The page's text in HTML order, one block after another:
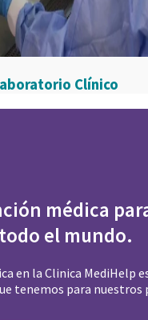
Clínico
médica
el mundo.
en la Clinica MediHelp
tenemos para nuestros